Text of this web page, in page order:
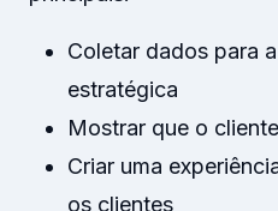
Coletar dados para
estratégica
Mostrar que o
Criar uma
os clientes